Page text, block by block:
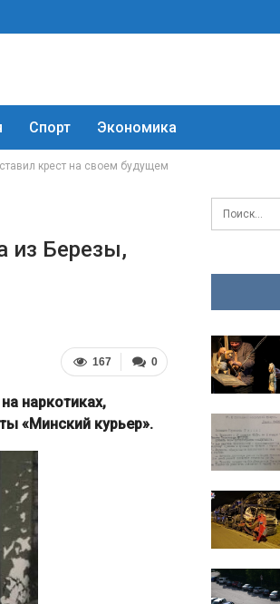
Спорт Экономика
крест на своем будущем
из Березы,
0
167
наркотиках,
«Минский курьер».